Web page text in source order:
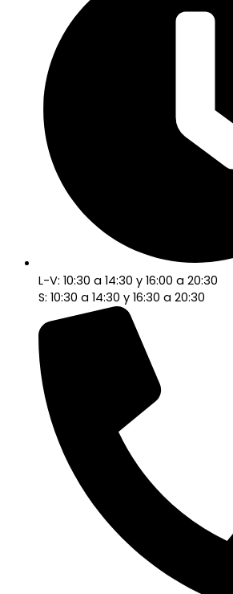
L-V: 10:30 a 14:30 y 16:00 a 20:30
S: 10:30 a 14:30 y 16:30 a 20:30